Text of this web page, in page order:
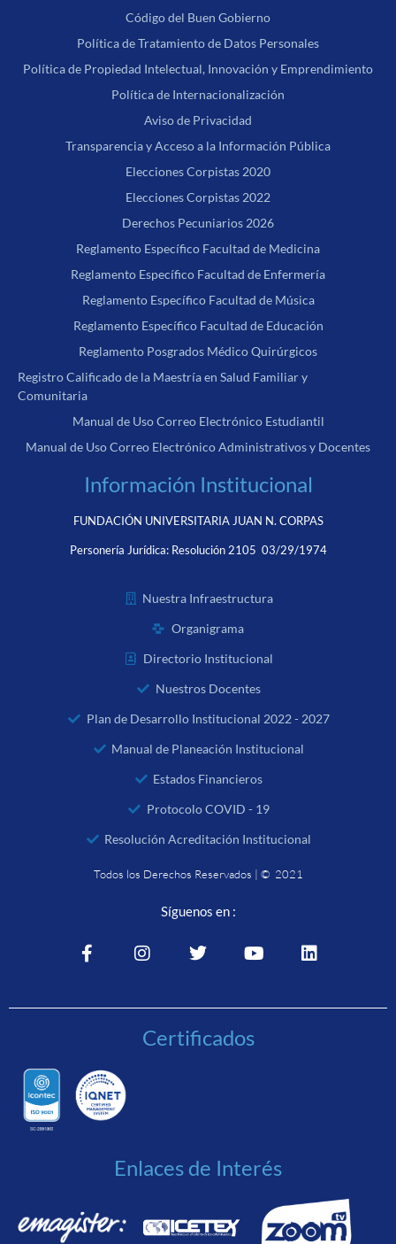
Código del Buen Gobierno
Política de Tratamiento de Datos Personales
Política de Propiedad Intelectual, Innovación y Emprendimiento
Política de Internacionalización
Aviso de Privacidad
Transparencia y Acceso a la Información Pública
Elecciones Corpistas 2020
Elecciones Corpistas 2022
Derechos Pecuniarios 2026
Reglamento Específico Facultad de Medicina
Reglamento Específico Facultad de Enfermería
Reglamento Específico Facultad de Música
Reglamento Específico Facultad de Educación
Reglamento Posgrados Médico Quirúrgicos
Registro Calificado de la Maestría en Salud Familiar y
Comunitaria
Manual de Uso Correo Electrónico Estudiantil
Manual de Uso Correo Electrónico Administrativos y Docentes
Información Institucional
FUNDACIÓN UNIVERSITARIA JUAN N. CORPAS
Personería Jurídica: Resolución 2105 03/29/1974
Nuestra Infraestructura
Organigrama
Directorio Institucional
Nuestros Docentes
Plan de Desarrollo Institucional 2022 - 2027
Manual de Planeación Institucional
Estados Financieros
Protocolo COVID - 19
Resolución Acreditación Institucional
Todos los Derechos Reservados | © 2021
Síguenos en :
Certificados
Enlaces de Interés